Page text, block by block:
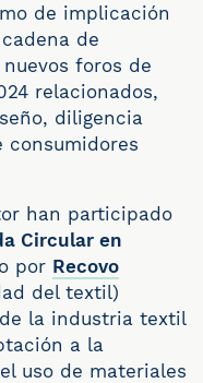
de implicación
de
foros de
relacionados,
diligencia
consumidores
han participado
Circular en
por Recovo
del textil)
la industria textil
a la
uso de materiales